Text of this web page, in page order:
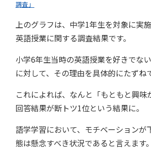
調査」
上のグラフは、中学1年生を対象に実
英語授業に関する調査結果です。
小学6年生当時の英語授業を好きでな
に対して、その理由を具体的にたずね
これによれば、なんと「もともと興味
回答結果が断トツ1位という結果に。
語学学習において、モチベーションが
態は懸念すべき状況であると言えます。